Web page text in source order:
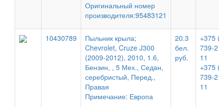
Оригинальный номер
производителя:95483121
10430789
Пыльник крыла;
Chevrolet, Cruze J300
(2009-2012), 2010, 1.6,
Бензин, , 5 Мех., Седан,
серебристый, Перед.,
Правая
Примечание: Европа
20.3
бел.
руб.
+375
739-
11
+375
739-
11